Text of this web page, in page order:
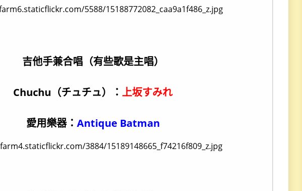
吉他手兼合唱（有些歌是主唱）
Chuchu（チュチュ）： 上坂すみれ
愛用樂器： Antique Batman